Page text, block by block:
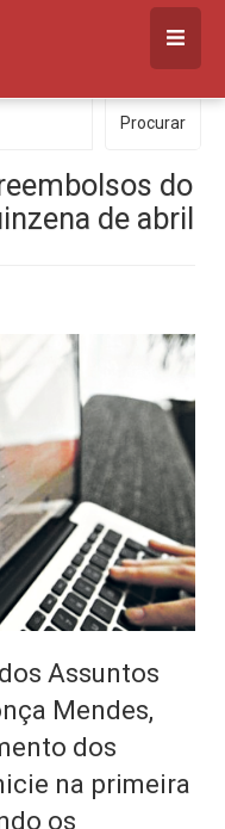
Procurar
do
de abril
Assuntos
Mendes,
dos
na primeira
os